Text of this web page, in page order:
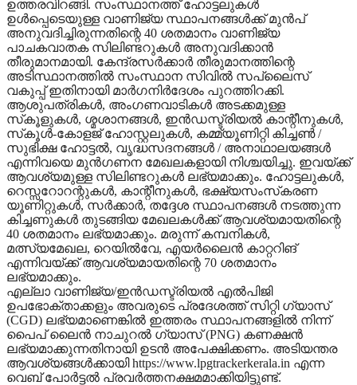
ഉത്തരവിറങ്ങി. സംസ്ഥാനത്ത് ഹോട്ടലുകള്‍
ഉള്‍പ്പെടെയുള്ള വാണിജ്യ സ്ഥാപനങ്ങള്‍ക്ക് മുന്‍പ്
അനുവദിച്ചിരുന്നതിന്റെ 40 ശതമാനം വാണിജ്യ
പാചകവാതക സിലിണ്ടറുകള്‍ അനുവദിക്കാന്‍
തീരുമാനമായി. കേന്ദ്രസര്‍ക്കാര്‍ തീരുമാനത്തിന്റെ
അടിസ്ഥാനത്തില്‍ സംസ്ഥാന സിവില്‍ സപ്ലൈസ്
വകുപ്പ് ഇതിനായി മാര്‍ഗനിര്‍ദേശം പുറത്തിറക്കി.
ആശുപത്രികള്‍, അംഗണവാടികള്‍ അടക്കമുള്ള
സ്‌കൂളുകള്‍, ശ്മശാനങ്ങള്‍, ഇന്‍ഡസ്ട്രിയല്‍ കാന്റീനുകള്‍,
സ്‌കൂള്‍-കോളജ് ഹോസ്റ്റലുകള്‍, കമ്മ്യൂണിറ്റി കിച്ചണ്‍ /
സുഭിക്ഷ ഹോട്ടല്‍, വൃദ്ധസദനങ്ങള്‍ / അനാഥാലയങ്ങള്‍
എന്നിവയെ മുന്‍ഗണന മേഖലകളായി നിശ്ചയിച്ചു. ഇവയ്ക്ക്
ആവശ്യമുള്ള സിലിണ്ടറുകള്‍ ലഭ്യമാക്കും. ഹോട്ടലുകള്‍,
റെസ്സറോറന്റുകള്‍, കാന്റീനുകള്‍, ഭക്ഷ്യസംസ്‌കരണ
യൂണിറ്റുകള്‍, സര്‍ക്കാര്‍, തദ്ദേശ സ്ഥാപനങ്ങള്‍ നടത്തുന്ന
കിച്ചണുകള്‍ തുടങ്ങിയ മേഖലകള്‍ക്ക് ആവശ്യമായതിന്റെ
40 ശതമാനം ലഭ്യമാക്കും. മരുന്ന് കമ്പനികള്‍,
മത്സ്യമേഖല, റെയില്‍വേ, എയര്‍ലൈന്‍ കാറ്ററിങ്
എന്നിവയ്ക്ക് ആവശ്യമായതിന്റെ 70 ശതമാനം
ലഭ്യമാക്കും.
എല്ലാ വാണിജ്യ/ഇന്‍ഡസ്ട്രിയല്‍ എല്‍പിജി
ഉപഭോക്താക്കളും അവരുടെ പ്രദേശത്ത് സിറ്റി ഗ്യാസ്
(CGD) ലഭ്യമാണെങ്കില്‍ ഇത്തരം സ്ഥാപനങ്ങളില്‍ നിന്ന്
പൈപ് ലൈന്‍ നാചുറല്‍ ഗ്യാസ് (PNG) കണക്ഷന്‍
ലഭ്യമാക്കുന്നതിനായി ഉടന്‍ അപേക്ഷിക്കണം. അടിയന്തര
ആവശ്യങ്ങള്‍ക്കായി https://www.lpgtrackerkerala.in എന്ന
വെബ് പോര്‍ട്ടല്‍ പ്രവര്‍ത്തനക്ഷമമാക്കിയിട്ടുണ്ട്.